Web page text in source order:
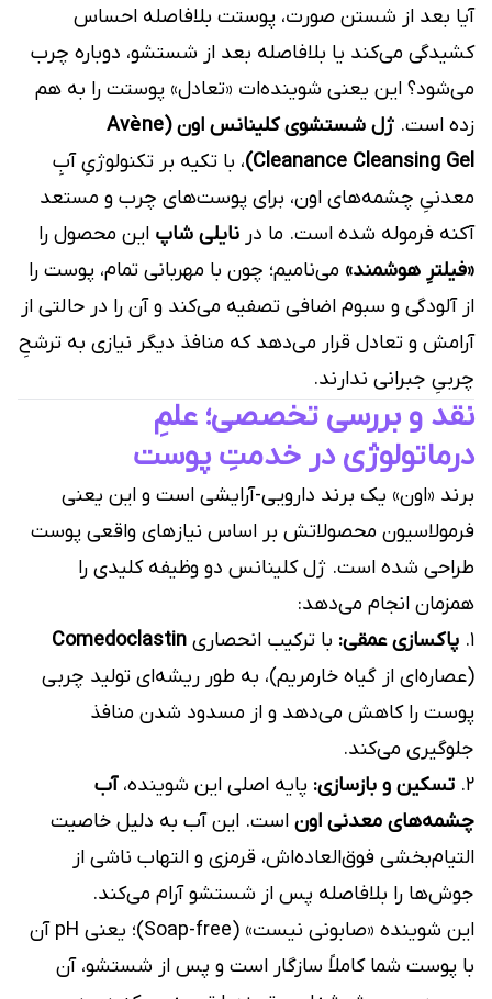
آیا بعد از شستن صورت، پوستت بلافاصله احساس
کشیدگی می‌کند یا بلافاصله بعد از شستشو، دوباره چرب
می‌شود؟ این یعنی شوینده‌ات «تعادل» پوستت را به هم
زده است.
ژل شستشوی کلینانس اون (Avène
Cleanance Cleansing Gel) ، با تکیه بر تکنولوژیِ آبِ
معدنیِ چشمه‌های اون، برای پوست‌های چرب و مستعد
آکنه فرموله شده است. ما در نایلی شاپ این محصول را
«فیلترِ هوشمند» می‌نامیم؛ چون با مهربانی تمام، پوست را
از آلودگی و سبوم اضافی تصفیه می‌کند و آن را در حالتی از
آرامش و تعادل قرار می‌دهد که منافذ دیگر نیازی به ترشحِ
چربیِ جبرانی ندارند.
نقد و بررسی تخصصی؛ علمِ
درماتولوژی در خدمتِ پوست
برند «اون» یک برند دارویی-آرایشی است و این یعنی
فرمولاسیون محصولاتش بر اساس نیازهای واقعی پوست
طراحی شده است. ژل کلینانس دو وظیفه کلیدی را
همزمان انجام می‌دهد:
۱. پاکسازی عمقی: با ترکیب انحصاری Comedoclastin
(عصاره‌ای از گیاه خارمریم)، به طور ریشه‌ای تولید چربی
پوست را کاهش می‌دهد و از مسدود شدن منافذ
جلوگیری می‌کند.
۲. تسکین و بازسازی: پایه اصلی این شوینده،آب
چشمه‌های معدنی اون است. این آب به دلیل خاصیت
التیام‌بخشی فوق‌العاده‌اش، قرمزی و التهاب ناشی از
جوش‌ها را بلافاصله پس از شستشو آرام می‌کند.
این شوینده «صابونی نیست» (Soap-free)؛ یعنی pH آن
با پوست شما کاملاً سازگار است و پس از شستشو، آن